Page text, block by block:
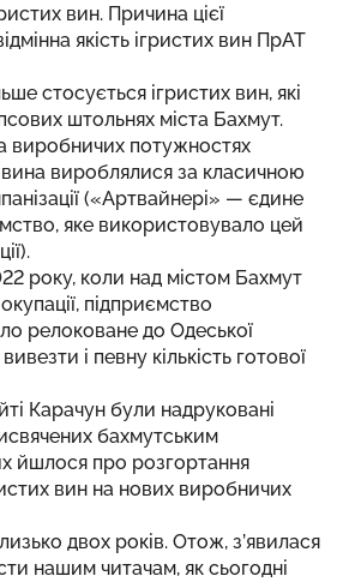
вин. Причина цієї
якість ігристих вин ПрАТ
стосується ігристих вин, які
штольнях міста Бахмут.
виробничих потужностях
вина вироблялися за класичною
(«Артвайнері» — єдине
яке використовувало цей
року, коли над містом Бахмут
підприємство
релоковане до Одеської
і певну кількість готової
Карачун були надруковані
бахмутським
йшлося про розгортання
вин на нових виробничих
двох років. Отож, з’явилася
нашим читачам, як сьогодні